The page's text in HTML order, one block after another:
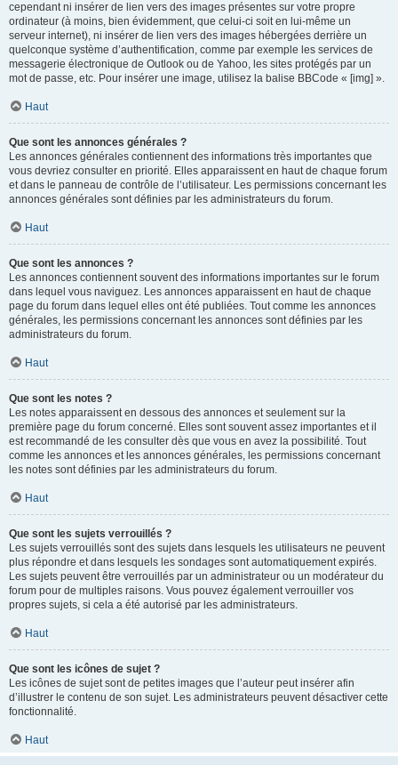
cependant ni insérer de lien vers des images présentes sur votre propre
ordinateur (à moins, bien évidemment, que celui-ci soit en lui-même un
serveur internet), ni insérer de lien vers des images hébergées derrière un
quelconque système d’authentification, comme par exemple les services de
messagerie électronique de Outlook ou de Yahoo, les sites protégés par un
mot de passe, etc. Pour insérer une image, utilisez la balise BBCode « [img] ».
Haut
Que sont les annonces générales ?
Les annonces générales contiennent des informations très importantes que
vous devriez consulter en priorité. Elles apparaissent en haut de chaque forum
et dans le panneau de contrôle de l’utilisateur. Les permissions concernant les
annonces générales sont définies par les administrateurs du forum.
Haut
Que sont les annonces ?
Les annonces contiennent souvent des informations importantes sur le forum
dans lequel vous naviguez. Les annonces apparaissent en haut de chaque
page du forum dans lequel elles ont été publiées. Tout comme les annonces
générales, les permissions concernant les annonces sont définies par les
administrateurs du forum.
Haut
Que sont les notes ?
Les notes apparaissent en dessous des annonces et seulement sur la
première page du forum concerné. Elles sont souvent assez importantes et il
est recommandé de les consulter dès que vous en avez la possibilité. Tout
comme les annonces et les annonces générales, les permissions concernant
les notes sont définies par les administrateurs du forum.
Haut
Que sont les sujets verrouillés ?
Les sujets verrouillés sont des sujets dans lesquels les utilisateurs ne peuvent
plus répondre et dans lesquels les sondages sont automatiquement expirés.
Les sujets peuvent être verrouillés par un administrateur ou un modérateur du
forum pour de multiples raisons. Vous pouvez également verrouiller vos
propres sujets, si cela a été autorisé par les administrateurs.
Haut
Que sont les icônes de sujet ?
Les icônes de sujet sont de petites images que l’auteur peut insérer afin
d’illustrer le contenu de son sujet. Les administrateurs peuvent désactiver cette
fonctionnalité.
Haut